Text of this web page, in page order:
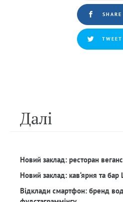
SHARE
TWEET
Далi
Новий заклад: ресторан
Новий заклад: кав‘ярня та
Відклади смартфон: бренд